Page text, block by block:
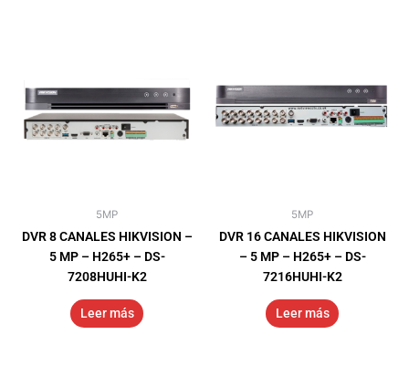
5MP
DVR 8 CANALES HIKVISION –
5 MP – H265+ – DS-
7208HUHI-K2
Leer más
5MP
DVR 16 CANALES HIKVISION
– 5 MP – H265+ – DS-
7216HUHI-K2
Leer más